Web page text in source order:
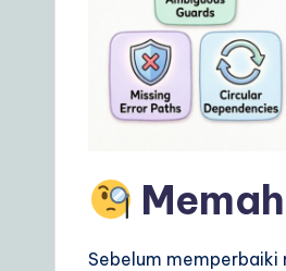
Sebelum memperbaiki